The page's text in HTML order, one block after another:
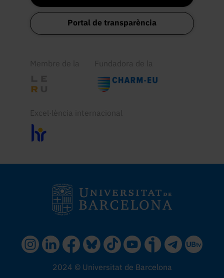
Portal de transparència
Membre de la Fundadora de la
Excel·lència internacional
2024 © Universitat de Barcelona